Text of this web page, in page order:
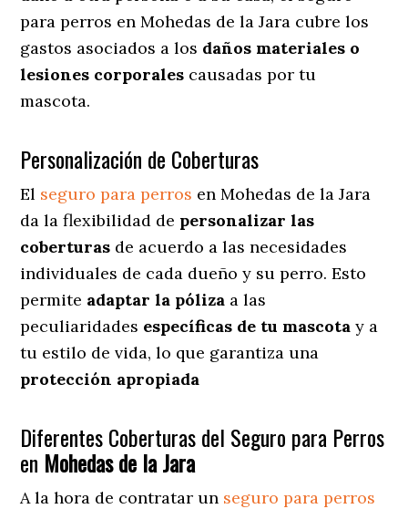
para perros en Mohedas de la Jara cubre los
gastos asociados a los daños materiales o
lesiones corporales causadas por tu
mascota.
Personalización de Coberturas
El seguro para perros en Mohedas de la Jara
da la flexibilidad de personalizar las
coberturas de acuerdo a las necesidades
individuales de cada dueño y su perro. Esto
permite adaptar la póliza a las
peculiaridades específicas de tu mascota y a
tu estilo de vida, lo que garantiza una
protección apropiada
Diferentes Coberturas del Seguro para Perros
en Mohedas de la Jara
A la hora de contratar un seguro para perros